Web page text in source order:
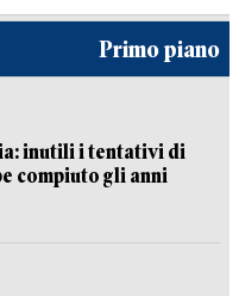
Primo piano
inutili i tentativi di
compiuto gli anni